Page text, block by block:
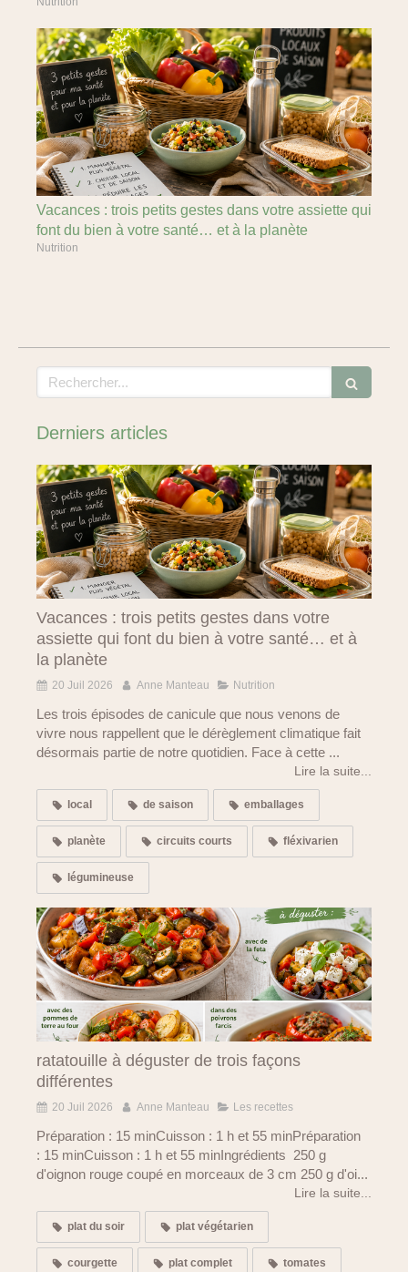
Vacances : trois petits gestes dans votre assiette qui
font du bien à votre santé… et à la planète
Nutrition
Rechercher
Derniers articles
Vacances : trois petits gestes dans votre
assiette qui font du bien à votre santé… et à
la planète
20 Juil 2026 Anne Manteau Nutrition
Les trois épisodes de canicule que nous venons de
vivre nous rappellent que le dérèglement climatique fait
désormais partie de notre quotidien. Face à cette ...
Lire la suite...
local de saison emballages
planète circuits courts fléxivarien
légumineuse
ratatouille à déguster de trois façons
différentes
20 Juil 2026 Anne Manteau Les recettes
Préparation : 15 minCuisson : 1 h et 55 minPréparation
: 15 minCuisson : 1 h et 55 minIngrédients 250 g
d'oignon rouge coupé en morceaux de 3 cm 250 g d'oi...
Lire la suite...
plat du soir plat végétarien
courgette plat complet tomates